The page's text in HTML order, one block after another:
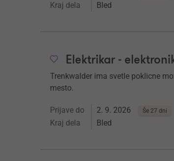
Kraj dela Bled
Elektrikar -
Trenkwalder ima svetle poklicne
mesto.
Prijave do 2. 9. 2026 Še 27 dni
Kraj dela Bled